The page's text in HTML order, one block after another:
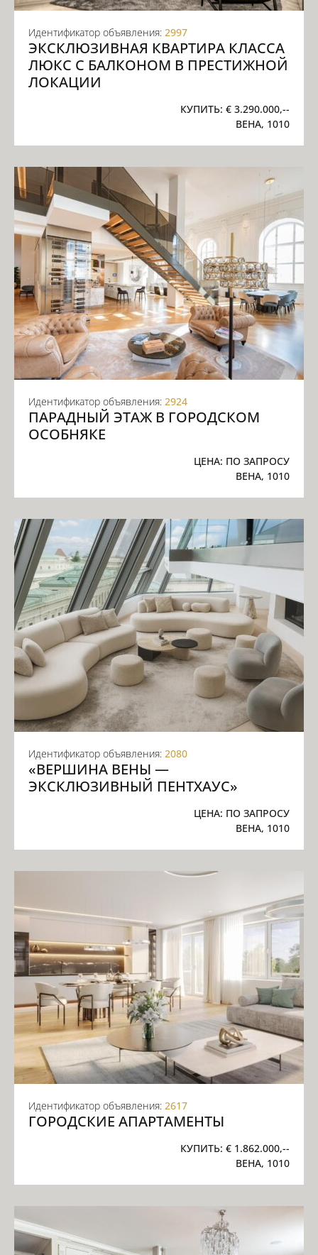
Идентификатор объявления: 2997
ЭКСКЛЮЗИВНАЯ КВАРТИРА КЛАССА
ЛЮКС С БАЛКОНОМ В ПРЕСТИЖНОЙ
ЛОКАЦИИ
КУПИТЬ: € 3.290.000,--
ВЕНА, 1010
Идентификатор объявления: 2924
ПАРАДНЫЙ ЭТАЖ В ГОРОДСКОМ
ОСОБНЯКЕ
ЦЕНА: ПО ЗАПРОСУ
ВЕНА, 1010
Идентификатор объявления: 2080
«ВЕРШИНА ВЕНЫ —
ЭКСКЛЮЗИВНЫЙ ПЕНТХАУС»
ЦЕНА: ПО ЗАПРОСУ
ВЕНА, 1010
Идентификатор объявления: 2617
ГОРОДСКИЕ АПАРТАМЕНТЫ
КУПИТЬ: € 1.862.000,--
ВЕНА, 1010